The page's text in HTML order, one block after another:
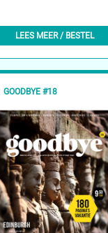
LEES MEER / BESTEL
GOODBYE #18